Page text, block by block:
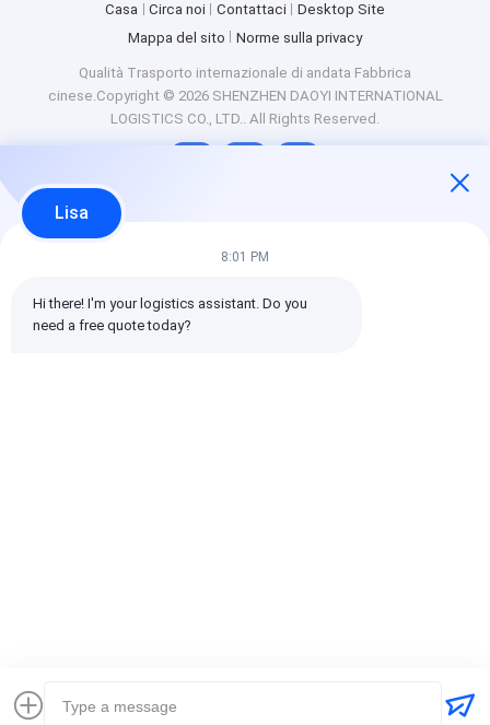
Casa Circa noi Contattaci
Desktop Site
Mappa del sito
Norme sulla privacy
Qualità Trasporto internazionale di andata Fabbrica
cinese.Copyright © 2026 SHENZHEN DAOYI INTERNATIONAL
LOGISTICS CO., LTD.. All Rights Reserved.
Lisa
8:01 PM
Hi there! I'm your logistics assistant. Do you
need a free quote today?